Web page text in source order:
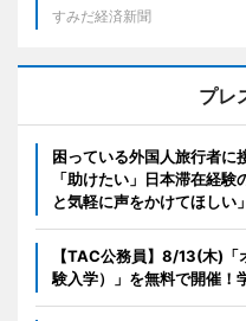
すみだ経済新聞
プレ
困っている外国人旅行者
「助けたい」日本滞在経
と気軽に声をかけてほしい」
【TAC公務員】8/13(木)
験入学）」を無料で開催！